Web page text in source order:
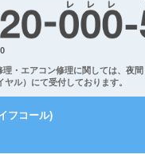
・エアコン修理に関しては、夜間
ル）にて受付しております。
フコール)